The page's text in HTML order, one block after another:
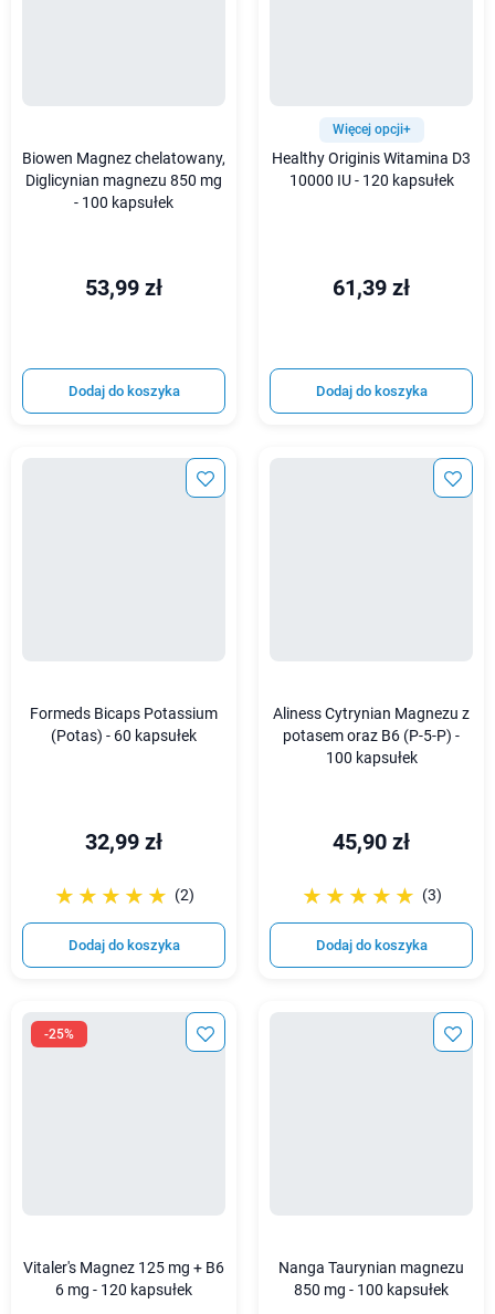
Biowen Magnez chelatowany,
Diglicynian magnezu 850 mg
- 100 kapsułek
53,99 zł
Dodaj do koszyka
Więcej opcji+
Healthy Originis Witamina D3
10000 IU - 120 kapsułek
61,39 zł
Dodaj do koszyka
Formeds Bicaps Potassium
(Potas) - 60 kapsułek
32,99 zł
☆☆☆☆☆
★★★★★ (2)
Dodaj do koszyka
Aliness Cytrynian Magnezu z
potasem oraz B6 (P-5-P) -
100 kapsułek
45,90 zł
☆☆☆☆☆
★★★★★ (3)
Dodaj do koszyka
-25%
Vitaler's Magnez 125 mg + B6
6 mg - 120 kapsułek
Nanga Taurynian magnezu
850 mg - 100 kapsułek